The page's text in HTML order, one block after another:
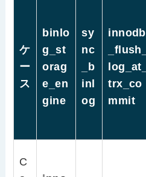
ケ
ー
ス
binlo
g_st
orag
e_en
gine
sy
nc
_b
inl
og
innodb
_flush_
log_at_
trx_co
mmit
C